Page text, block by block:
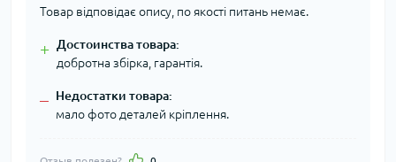
Товар відповідає опису, по якості питань немає.
+ Достоинства товара:
добротна збірка, гарантія.
– Недостатки товара:
мало фото деталей кріплення.